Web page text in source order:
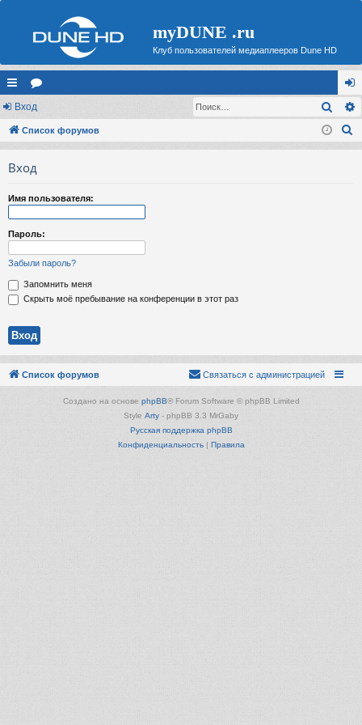
myDUNE .ru
Клуб пользователей медиаплееров Dune HD
с
ы
ор
ум
хо
д
Вход
Список форумов
Вход
Имя пользователя:
Пароль:
Забыли пароль?
Запомнить меня
Скрыть моё пребывание на конференции в этот раз
Список форумов Связаться с администрацией
Создано на основе phpBB® Forum Software © phpBB Limited
Style Arty - phpBB 3.3 MrGaby
Русская поддержка phpBB
Конфиденциальность| Правила